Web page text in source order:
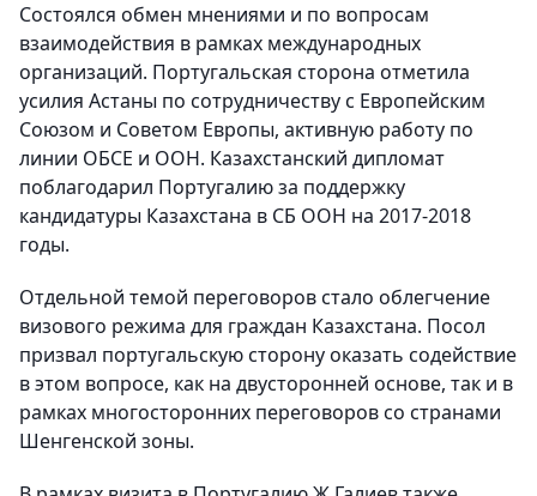
Состоялся обмен мнениями и по вопросам
взаимодействия в рамках международных
организаций. Португальская сторона отметила
усилия Астаны по сотрудничеству с Европейским
Союзом и Советом Европы, активную работу по
линии ОБСЕ и ООН. Казахстанский дипломат
поблагодарил Португалию за поддержку
кандидатуры Казахстана в СБ ООН на 2017-2018
годы.
Отдельной темой переговоров стало облегчение
визового режима для граждан Казахстана. Посол
призвал португальскую сторону оказать содействие
в этом вопросе, как на двусторонней основе, так и в
рамках многосторонних переговоров со странами
Шенгенской зоны.